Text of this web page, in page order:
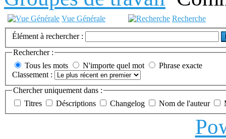
Vue Générale Recherche
Élément à rechercher :
Rechercher :
Tous les mots
N'importe quel mot
Phrase exacte
Classement :
Chercher uniquement dans :
Titres
Déscriptions Changelog Nom de l'auteur